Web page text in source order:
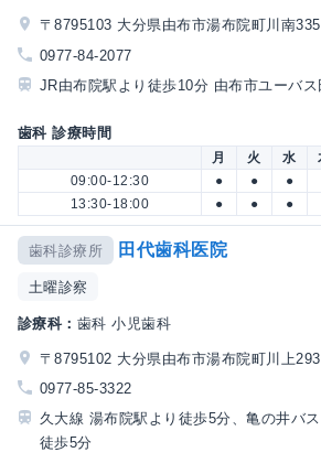
〒8795103 大分県由布市湯布院町川南335
0977-84-2077
JR由布院駅より徒歩10分 由布市ユーバ
歯科 診療時間
月 火 水
09:00-12:30
● ● ●
13:30-18:00
● ● ●
歯科診療所 田代歯科医院
土曜診察
診療科： 歯科 小児歯科
〒8795102 大分県由布市湯布院町川上
0977-85-3322
久大線 湯布院駅より徒歩5分、亀の井バ
徒歩5分